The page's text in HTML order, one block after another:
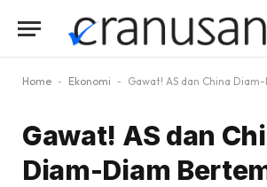
Home - Ekonomi - Gawat! AS dan China Diam-Diam
Gawat! AS dan
Diam-Diam